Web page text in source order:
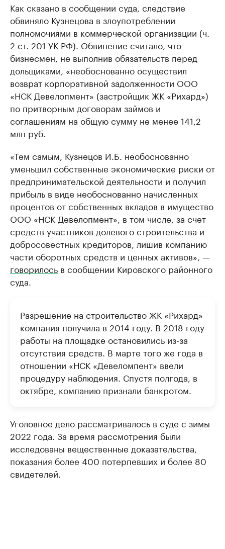
Как сказано в сообщении суда, следствие
обвиняло Кузнецова в злоупотреблении
полномочиями в коммерческой организации (ч.
2 ст. 201 УК РФ). Обвинение считало, что
бизнесмен, не выполнив обязательств перед
дольщиками, «необоснованно осуществил
возврат корпоративной задолженности ООО
«НСК Девелопмент» (застройщик ЖК «Рихард»)
по притворным договорам займов и
соглашениям на общую сумму не менее 141,2
млн руб.
«Тем самым, Кузнецов И.Б. необоснованно
уменьшил собственные экономические риски от
предпринимательской деятельности и получил
прибыль в виде необоснованно начисленных
процентов от собственных вкладов в имущество
ООО «НСК Девелопмент», в том числе, за счет
средств участников долевого строительства и
добросовестных кредиторов, лишив компанию
части оборотных средств и ценных активов», —
говорилось в сообщении Кировского районного
суда.
Разрешение на строительство ЖК «Рихард»
компания получила в 2014 году. В 2018 году
работы на площадке остановились из-за
отсутствия средств. В марте того же года в
отношении «НСК «Девеломпент» ввели
процедуру наблюдения. Спустя полгода, в
октябре, компанию признали банкротом.
Уголовное дело рассматривалось в суде с зимы
2022 года. За время рассмотрения были
исследованы вещественные доказательства,
показания более 400 потерпевших и более 80
свидетелей.